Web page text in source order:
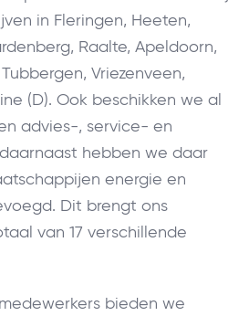
in Fleringen, Heeten,
Raalte, Apeldoorn,
Vriezenveen,
(D). Ook beschikken we al
advies-, service- en
hebben we daar
energie en
Dit brengt ons
van 17 verschillende
bieden we